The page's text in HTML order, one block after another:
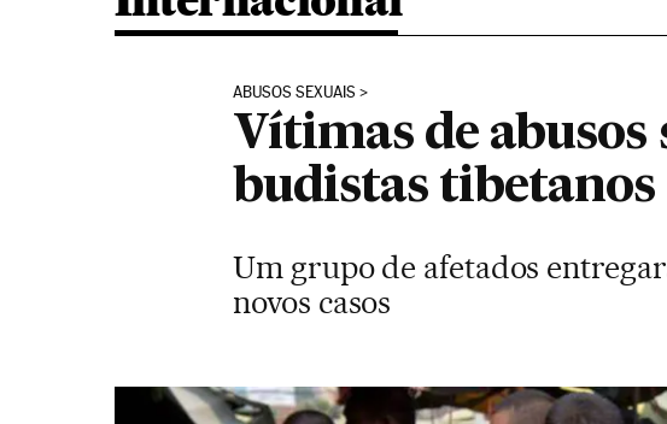
ABUSOS SEXUAIS
Vítimas de
budistas
Um grupo de afetados
novos casos